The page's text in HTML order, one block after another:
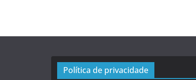
Política de privacidade